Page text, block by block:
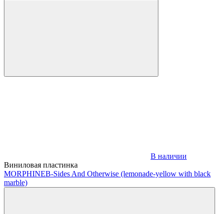
В наличии
Виниловая пластинка
MORPHINEB-Sides And Otherwise (lemonade-yellow with black
marble)